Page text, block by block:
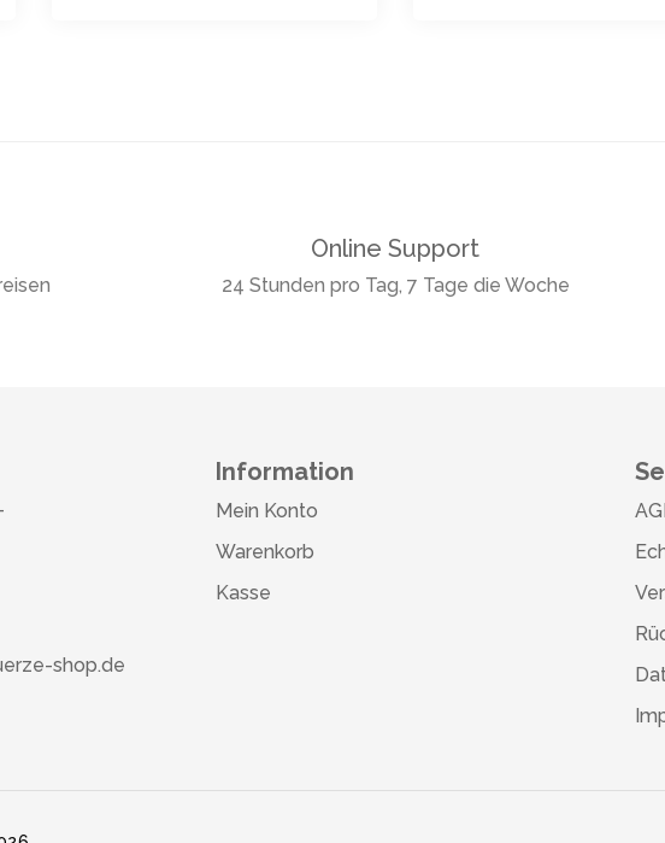
Online Support
24 Stunden pro Tag, 7 Tage die Woche
shop.de
Information
Mein Konto
Warenkorb
Kasse